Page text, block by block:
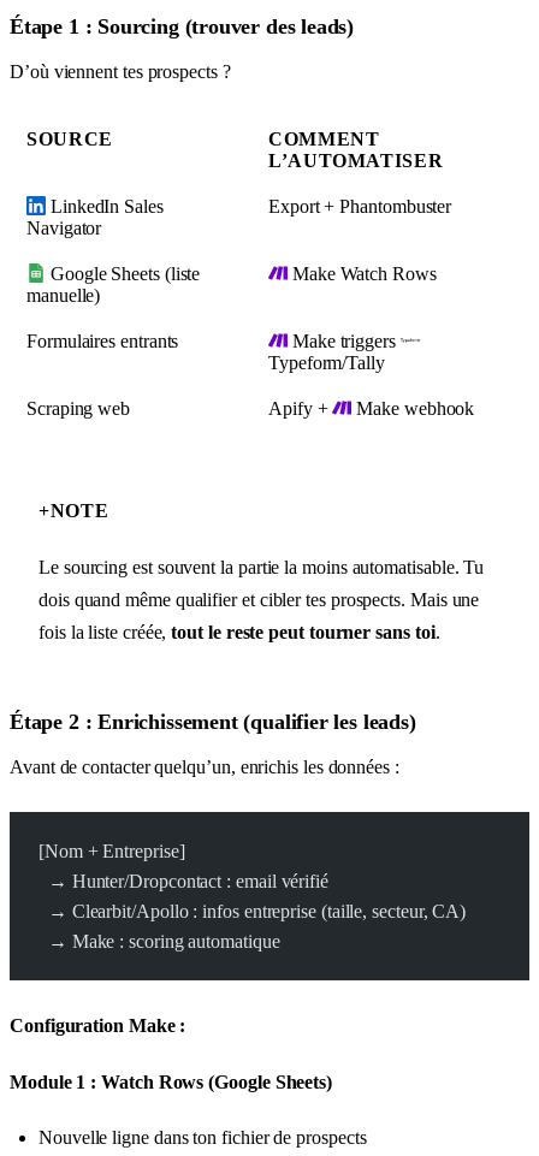
Étape 1 : Sourcing (trouver des leads)
D’où viennent tes prospects ?
SOURCE
COMMENT
L’AUTOMATISER
LinkedIn Sales
Navigator
Export + Phantombuster
Google Sheets (liste
manuelle)
Make Watch Rows
Formulaires entrants
Make triggers
Typeform/Tally
Scraping web Apify + Make webhook
+NOTE
Le sourcing est souvent la partie la moins automatisable. Tu
dois quand même qualifier et cibler tes prospects. Mais une
fois la liste créée,tout le reste peut tourner sans toi.
Étape 2 : Enrichissement (qualifier les leads)
Avant de contacter quelqu’un, enrichis les données :
[Nom + Entreprise]
  → Hunter/Dropcontact : email vérifié
  → Clearbit/Apollo : infos entreprise (taille, secteur, CA)
  → Make : scoring automatique
Configuration Make :
Module 1 : Watch Rows (Google Sheets)
Nouvelle ligne dans ton fichier de prospects